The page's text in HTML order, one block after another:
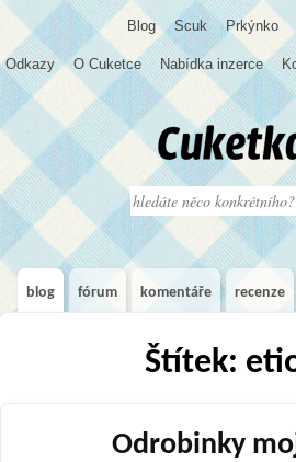
Blog Scuk Prkýnko
Odkazy O Cuketce Nabídka inzerce
blog fórum komentáře recenze
Štítek:
Odrobinky